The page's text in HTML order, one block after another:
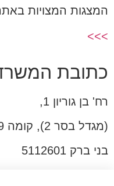
המצגות המצויות
>>>
כתובת
רח' בן גוריון 1,
(מגדל בסר 2), קומה 19
בני ברק 5112601